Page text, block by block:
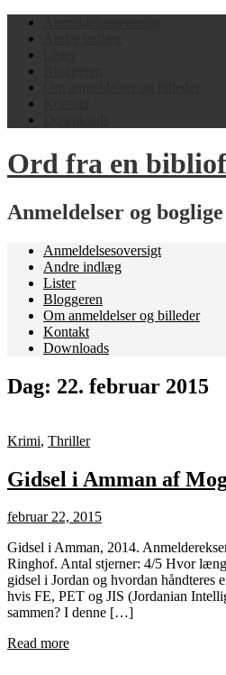
Ord fra en
Anmeldelser og
Anmeldelsesoversigt
Andre indlæg
Lister
Bloggeren
Om anmeldelser og billeder
Kontakt
Downloads
Dag: 22. februar 2015
Krimi, Thriller
Gidsel i Amman af
februar 22, 2015
Gidsel i Amman, 2014.
Ringhof. Antal stjerner: 4/5 Hvor
gidsel i Jordan og hvordan håndteres
hvis FE, PET og JIS (Jordanian
sammen? I denne […]
Read more